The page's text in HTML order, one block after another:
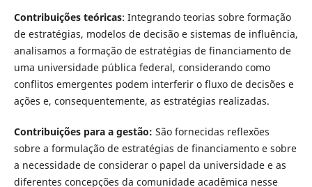
Contribuições teóricas: Integrando teorias sobre formação
de estratégias, modelos de decisão e sistemas de influência,
analisamos a formação de estratégias de financiamento de
uma universidade pública federal, considerando como
conflitos emergentes podem interferir o fluxo de decisões e
ações e, consequentemente, as estratégias realizadas.
Contribuições para a gestão: São fornecidas reflexões
sobre a formulação de estratégias de financiamento e sobre
a necessidade de considerar o papel da universidade e as
diferentes concepções da comunidade acadêmica nesse